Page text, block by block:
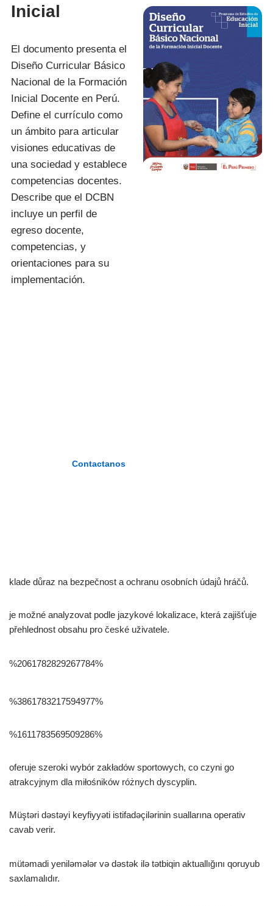
Inicial
El documento presenta el
Diseño Curricular Básico
Nacional de la Formación
Inicial Docente en Perú.
Define el currículo como
un ámbito para articular
visiones educativas de
una sociedad y establece
competencias docentes.
Describe que el DCBN
incluye un perfil de
egreso docente,
competencias, y
orientaciones para su
implementación.
Contactanos
klade důraz na bezpečnost a ochranu osobních údajů hráčů.
je možné analyzovat podle jazykové lokalizace, která zajišťuje
přehlednost obsahu pro české uživatele.
%2061782829267784%
%3861783217594977%
%1611783569509286%
oferuje szeroki wybór zakładów sportowych, co czyni go
atrakcyjnym dla miłośników różnych dyscyplin.
Müştəri dəstəyi keyfiyyəti istifadəçilərinin suallarına operativ
cavab verir.
mütəmadi yeniləmələr və dəstək ilə tətbiqin aktuallığını qoruyub
saxlamalıdır.